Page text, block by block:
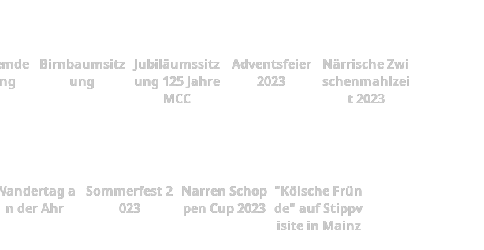
Birnbaumsitz
ung
Jubiläumssitz
ung 125 Jahre
MCC
Adventsfeier
2023
Närrische Zwi
schenmahlzei
t 2023
a
n der Ahr
Sommerfest 2
023
Narren Schop
pen Cup 2023
"Kölsche Frün
de" auf Stippv
isite in Mainz